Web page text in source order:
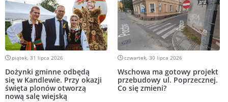
piątek, 31 lipca 2026
Dożynki gminne odbędą
się w Kandlewie. Przy okazji
święta plonów otworzą
nową salę wiejską
czwartek, 30 lipca 2026
Wschowa ma gotowy projekt
przebudowy ul. Poprzecznej.
Co się zmieni?